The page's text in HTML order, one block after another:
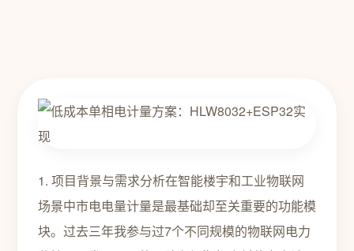
1. 项目背景与需求分析在智能楼宇和工业物联网
场景中市电电量计量是最基础却至关重要的功能模
块。过去三年我参与过7个不同规模的物联网电力